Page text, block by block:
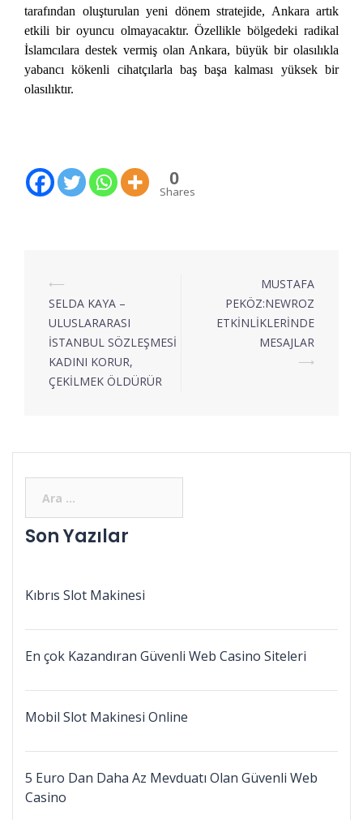
tarafından oluşturulan yeni dönem stratejide, Ankara artık
etkili bir oyuncu olmayacaktır. Özellikle bölgedeki radikal
İslamcılara destek vermiş olan Ankara, büyük bir olasılıkla
yabancı kökenli cihatçılarla baş başa kalması yüksek bir
olasılıktır.
0
Shares
⟵
SELDA KAYA –
ULUSLARARASI
İSTANBUL SÖZLEŞMESİ
KADINI KORUR,
ÇEKİLMEK ÖLDÜRÜR
MUSTAFA
PEKÖZ:NEWROZ
ETKİNLİKLERİNDE
MESAJLAR
⟶
Son Yazılar
Kıbrıs Slot Makinesi
En çok Kazandıran Güvenli Web Casino Siteleri
Mobil Slot Makinesi Online
5 Euro Dan Daha Az Mevduatı Olan Güvenli Web
Casino